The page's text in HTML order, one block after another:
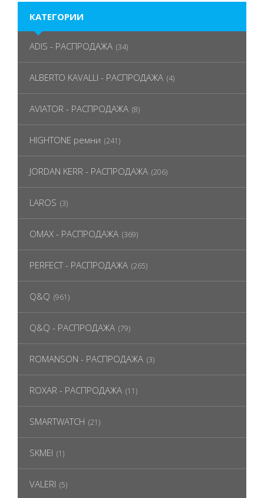
КАТЕГОРИИ
ADIS - РАСПРОДАЖА (34)
ALBERTO KAVALLI - РАСПРОДАЖА (4)
AVIATOR - РАСПРОДАЖА (8)
HIGHTONE ремни (241)
JORDAN KERR - РАСПРОДАЖА (206)
LAROS (3)
OMAX - РАСПРОДАЖА (369)
PERFECT - РАСПРОДАЖА (265)
Q&Q (961)
Q&Q - РАСПРОДАЖА (79)
ROMANSON - РАСПРОДАЖА (3)
ROXAR - РАСПРОДАЖА (11)
SMARTWATCH (21)
SKMEI (1)
VALERI (5)